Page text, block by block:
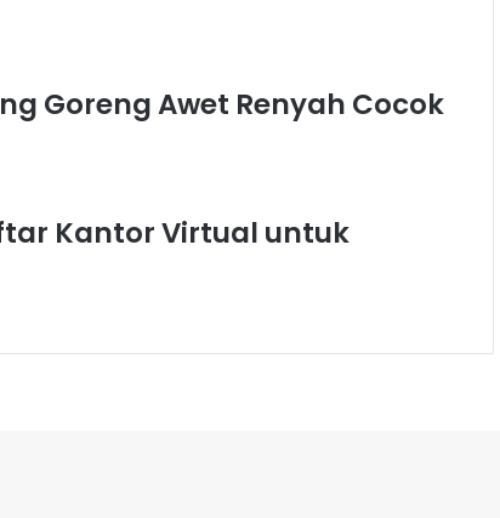
Goreng Awet Renyah Cocok
Kantor Virtual untuk